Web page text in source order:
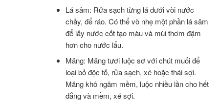
Lá sâm: Rửa sạch từng lá dưới vòi nước
chảy, để ráo. Có thể vò nhẹ một phần lá sâm
để lấy nước cốt tạo màu và mùi thơm đậm
hơn cho nước lẩu.
Măng: Măng tươi luộc sơ với chút muối để
loại bỏ độc tố, rửa sạch, xé hoặc thái sợi.
Măng khô ngâm mềm, luộc nhiều lần cho hết
đắng và mềm, xé sợi.